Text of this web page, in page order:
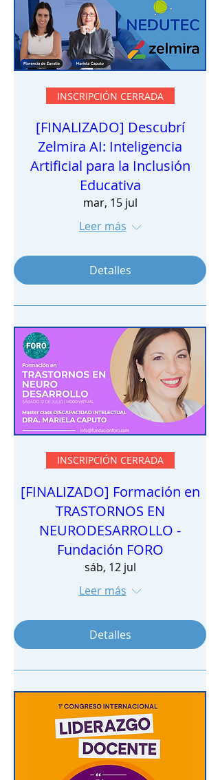
INSCRIPCIÓN CERRADA
[FINALIZADO] Descubrí
Zelmira AI: Inteligencia
Artificial para la Inclusión
Educativa
mar, 15 jul
Leer más
Detalles
INSCRIPCIÓN CERRADA
[FINALIZADO] Formación en
TRASTORNOS EN
NEURODESARROLLO -
Fundación FORO
sáb, 12 jul
Leer más
Detalles